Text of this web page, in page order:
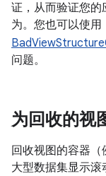
证，从而验证您
为。您也可以使用
问题。
为回收的视
回收视图的容器（
大型数据集显示